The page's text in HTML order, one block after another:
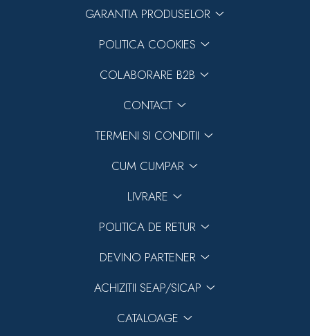
GARANTIA PRODUSELOR
POLITICA COOKIES
COLABORARE B2B
CONTACT
TERMENI SI CONDITII
CUM CUMPAR
LIVRARE
POLITICA DE RETUR
DEVINO PARTENER
ACHIZITII SEAP/SICAP
CATALOAGE